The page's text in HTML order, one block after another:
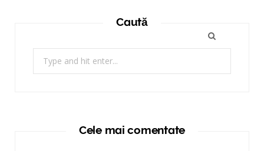
Caută
Cele mai comentate